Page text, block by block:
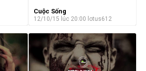
Cuộc Sống
12/10/15 lúc 20:00 lotus612